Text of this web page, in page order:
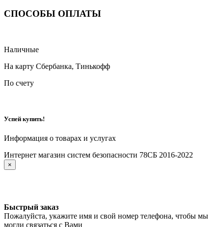
СПОСОБЫ ОПЛАТЫ
Наличные
На карту Сбербанка, Тинькофф
По счету
Успей купить!
Информация о товарах и услугах
Интернет магазин систем безопасности 78СБ 2016-2022
×
Быстрый заказ
Пожалуйста, укажите имя и свой номер телефона, чтобы мы
могли связаться с Вами